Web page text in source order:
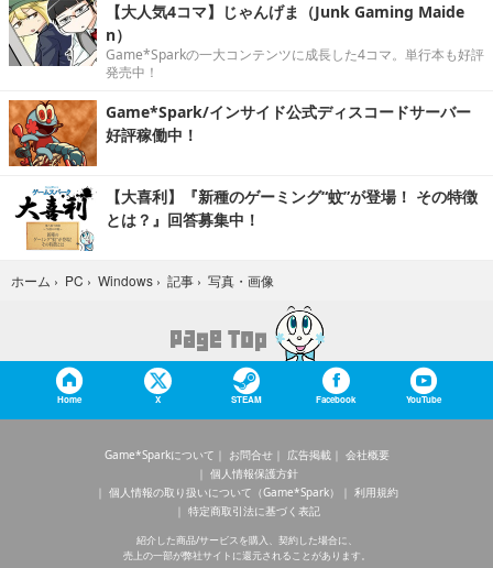
【大人気4コマ】じゃんげま（Junk Gaming Maide
n）
Game*Sparkの一大コンテンツに成長した4コマ。単行本も好評
発売中！
Game*Spark/インサイド公式ディスコードサーバー
好評稼働中！
【大喜利】『新種のゲーミング“蚊”が登場！ その特徴
とは？』回答募集中！
ホーム › PC › Windows › 記事 › 写真・画像
Home X STEAM Facebook YouTube
Game*Sparkについて お問合せ 広告掲載
会社概要
個人情報保護方針
個人情報の取り扱いについて（Game*Spark）
利用規約
特定商取引法に基づく表記
紹介した商品/サービスを購入、契約した場合に、
売上の一部が弊社サイトに還元されることがあります。